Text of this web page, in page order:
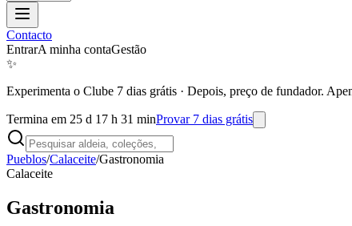
Contacto
EntrarA minha contaGestão
✨
Experimenta o Clube 7 dias grátis · Depois, preço de fundador.
Termina em 25 d 17 h 31 minProvar 7 dias grátis
Pueblos/Calaceite/Gastronomia
Calaceite
Gastronomia